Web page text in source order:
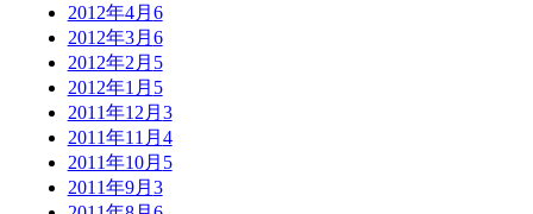
2012年4月 6
2012年3月 6
2012年2月 5
2012年1月 5
2011年12月 3
2011年11月 4
2011年10月 5
2011年9月 3